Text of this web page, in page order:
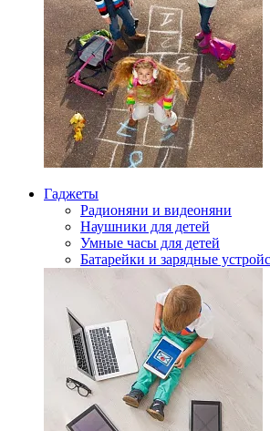
Гаджеты
Радионяни и видеоняни
Наушники для детей
Умные часы для детей
Батарейки и зарядные